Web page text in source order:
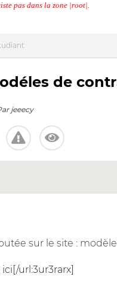
pas dans la zone |root|.
de
jeeecy
sur le site :
url:3ur3rarx]